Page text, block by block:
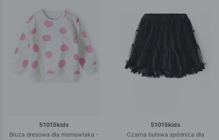
51015kids
Bluza dresowa dla niemowlaka -
51015kids
Czarna tiulowa spódnica dla